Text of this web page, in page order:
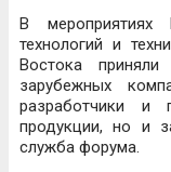
В мероприятиях
технологий и
Востока
зарубежных
разработчики и
продукции, но и
служба форума.